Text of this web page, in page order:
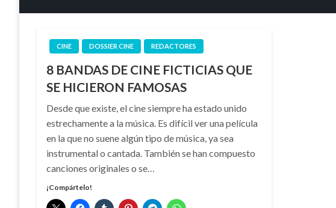
CINE DOSSIER CINE REDACTORES
8 BANDAS DE CINE FICTICIAS QUE
SE HICIERON FAMOSAS
Desde que existe, el cine siempre ha estado unido
estrechamente a la música. Es difícil ver una película
en la que no suene algún tipo de música, ya sea
instrumental o cantada. También se han compuesto
canciones originales o se…
¡Compártelo!